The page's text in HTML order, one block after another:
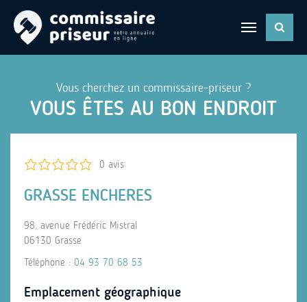
Vous cherchez un commissaire-priseur ?
VOUS ÊTES AU BON ENDROIT
0 avis
GRASSE ENCHERES
98, avenue Frédéric Mistral
06130 Grasse
Téléphone : 04 93 70 68 53
Emplacement géographique